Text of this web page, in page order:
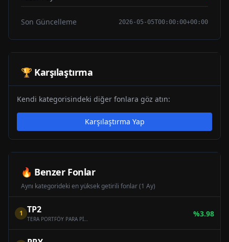
Son Güncelleme 2026-05-05T00:00:00+00:00
🏆 Karşılaştırma
Kendi kategorisindeki diğer fonlara göz atın:
Karşılaştırma Yap
🔥 Benzer Fonlar
Aynı kategorideki en yüksek getirili fonlar (1 Ay)
1 TP2
TERA PORTFÖY PARA PİYASASI (TL) FONU
%3.98